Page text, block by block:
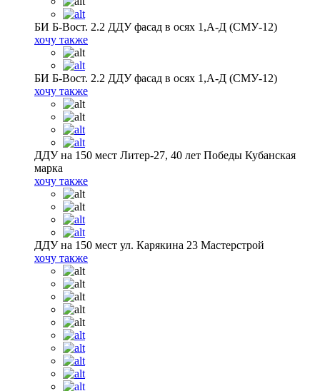
БИ Б-Вост. 2.2 ДДУ фасад в осях 1,А-Д (СМУ-12)
хочу также
БИ Б-Вост. 2.2 ДДУ фасад в осях 1,А-Д (СМУ-12)
хочу также
ДДУ на 150 мест Литер-27, 40 лет Победы Кубанская
марка
хочу также
ДДУ на 150 мест ул. Карякина 23 Мастерстрой
хочу также